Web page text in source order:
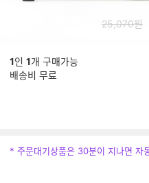
25,070원
1인 1개 구매가능
배송비 무료
* 주문대기상품은 30분이 지나면 자